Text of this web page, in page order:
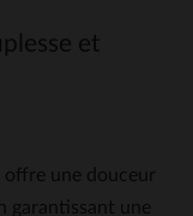
et
offre une douceur
garantissant une